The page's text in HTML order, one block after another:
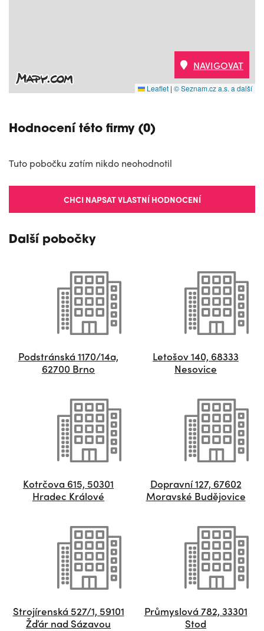
Leaflet | © Seznam.cz a.s. a další
NAVIGOVAT
Hodnocení této firmy (0)
Tuto pobočku zatím nikdo neohodnotil
CHCI NAPSAT VLASTNÍ HODNOCENÍ
Další pobočky
Podstránská 1170/14a,
62700 Brno
Letošov 140, 68333
Nesovice
Kotrčova 615, 50301
Hradec Králové
Dopravní 127, 67602
Moravské Budějovice
Strojírenská 527/1, 59101
Žďár nad Sázavou
Průmyslová 782, 33301
Stod